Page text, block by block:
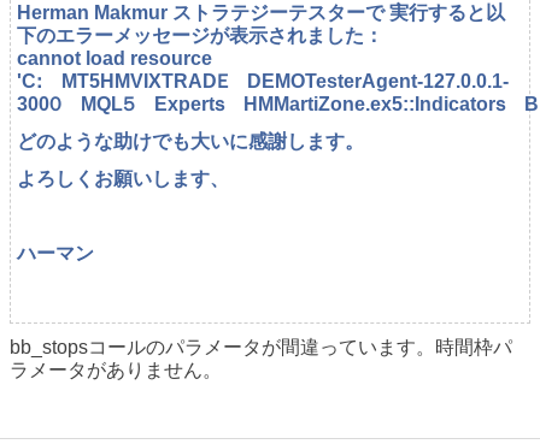
Herman Makmur ストラテジーテスターで 実行すると以
下のエラーメッセージが表示されました：
cannot load resource
'C:゙MT5HMVIXTRADE゙DEMOTesterAgent-127.0.0.1-
3000゙MQL5゙Experts゙HMMartiZone.ex5::Indicators゙
どのような助けでも大いに感謝します。
よろしくお願いします、
ハーマン
bb_stopsコールのパラメータが間違っています。時間枠パ
ラメータがありません。